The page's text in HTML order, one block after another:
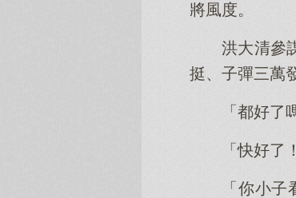
將風度。
洪大清參
挺、子彈三萬
「都好了
「快好了
「你小